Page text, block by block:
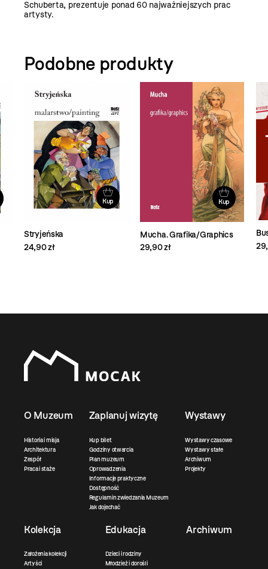
Schuberta, prezentuje ponad 60 najważniejszych prac
artysty.
Podobne produkty
Kup
Stryjeńska
24,90 zł
Kup
Mucha. Grafika/Graphics
29,90 zł
O Muzeum
Historia i misja
Architektura
Zespół
Praca i staże
Zaplanuj wizytę
Kup bilet
Godziny otwarcia
Plan muzeum
Oprowadzenia
Informacje praktyczne
Dostępność
Regulamin zwiedzania Muzeum
Jak dojechać
Wystawy
Wystawy czasowe
Wystawy stałe
Archiwum
Projekty
Kolekcja
Założenia kolekcji
Artyści
Edukacja
Dzieci i rodziny
Młodzież i dorośli
Archiwum